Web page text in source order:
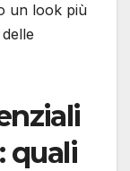
un look più
quali